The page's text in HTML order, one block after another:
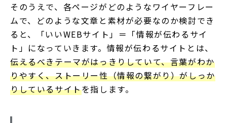
そのうえで、各ページがどのようなワイヤーフレー
ムで、どのような文章と素材が必要なのか検討でき
ると、「いいWEBサイト」＝「情報が伝わるサイ
ト」になっていきます。情報が伝わるサイトとは、
伝えるべきテーマがはっきりしていて、言葉がわか
りやすく、ストーリー性（情報の繋がり）がしっか
りしているサイトを指します。